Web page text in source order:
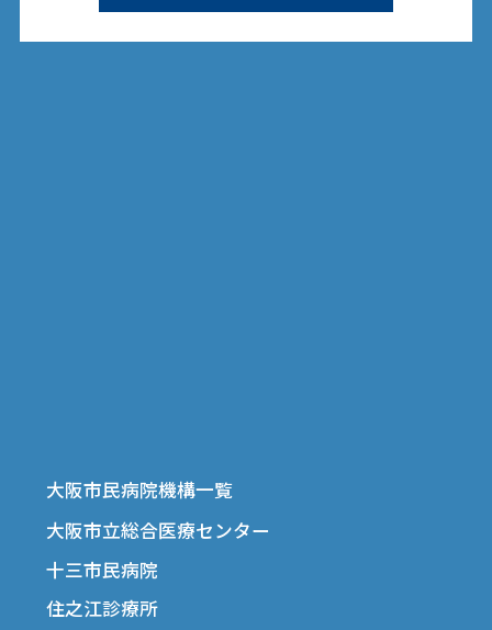
大阪市民病院機構一覧
大阪市立総合医療センター
十三市民病院
住之江診療所